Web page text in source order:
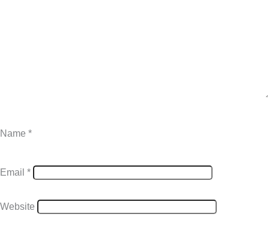
Name *
Email *
Website